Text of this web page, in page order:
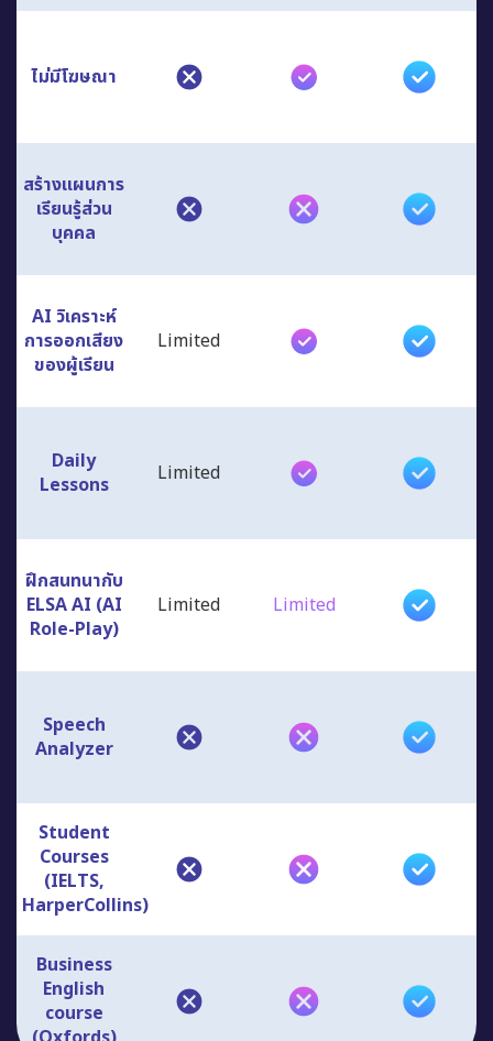
ไม่มีโฆษณา
สร้างแผนการ
เรียนรู้ส่วน
บุคคล
AI วิเคราะห์
การออกเสียง
ของผู้เรียน
Limited
Daily
Lessons
Limited
ฝึกสนทนากับ
ELSA AI (AI
Role-Play)
Limited Limited
Speech
Analyzer
Student
Courses
(IELTS,
HarperCollins)
Business
English
course